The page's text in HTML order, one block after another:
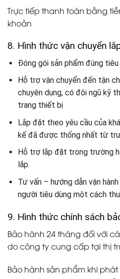
Trực tiếp thanh toán bằng
khoản
8. Hình thức vận chuyển
Đóng gói sản phẩm đúng
Hỗ trợ vận chuyển đến tận
chuyên dụng, có đội ngũ kỹ
trang thiết bị
Lắp đặt theo yêu cầu của
kế đã được thống nhất từ
Hỗ trợ lắp đặt trong trường
lắp.
Tư vấn – hướng dẫn vận
người tiêu dùng một cách
9. Hình thức chính sách
Bảo hành 24 tháng đối với
do công ty cung cấp tại thị
Bảo hành sản phẩm khi phát